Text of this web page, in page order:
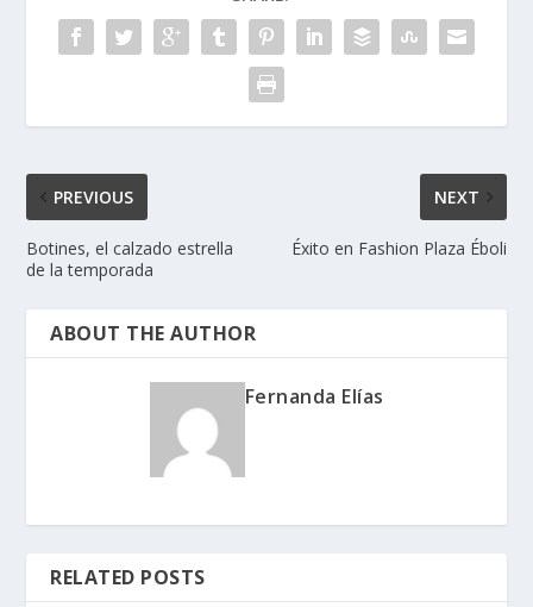
PREVIOUS
Botines, el calzado estrella
de la temporada
NEXT
Éxito en Fashion Plaza Éboli
ABOUT THE AUTHOR
Fernanda Elías
RELATED POSTS